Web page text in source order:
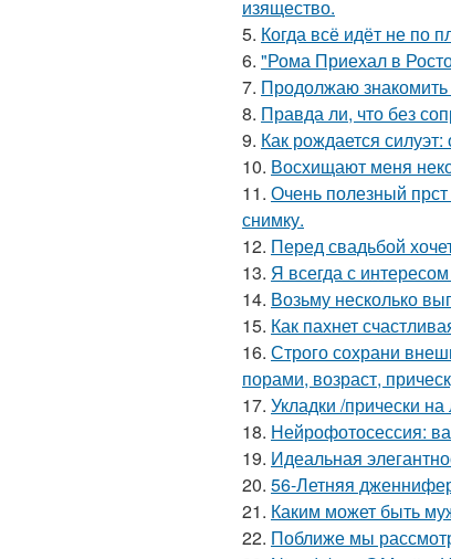
изящество.
5. Когда всё идёт не по
6. "Рома Приехал в
7. Продолжаю
8. Правда ли, что без
9. Как рождается силуэт:
10. Восхищают меня
11. Очень полезный
снимку.
12. Перед свадьбой
13. Я всегда с
14. Возьму несколько
15. Как пахнет
16. Строго сохрани
порами, возраст,
17. Укладки /прически
18. Нейрофотосессия:
19. Идеальная
20. 56-Летняя
21. Каким может быть
22. Поближе мы